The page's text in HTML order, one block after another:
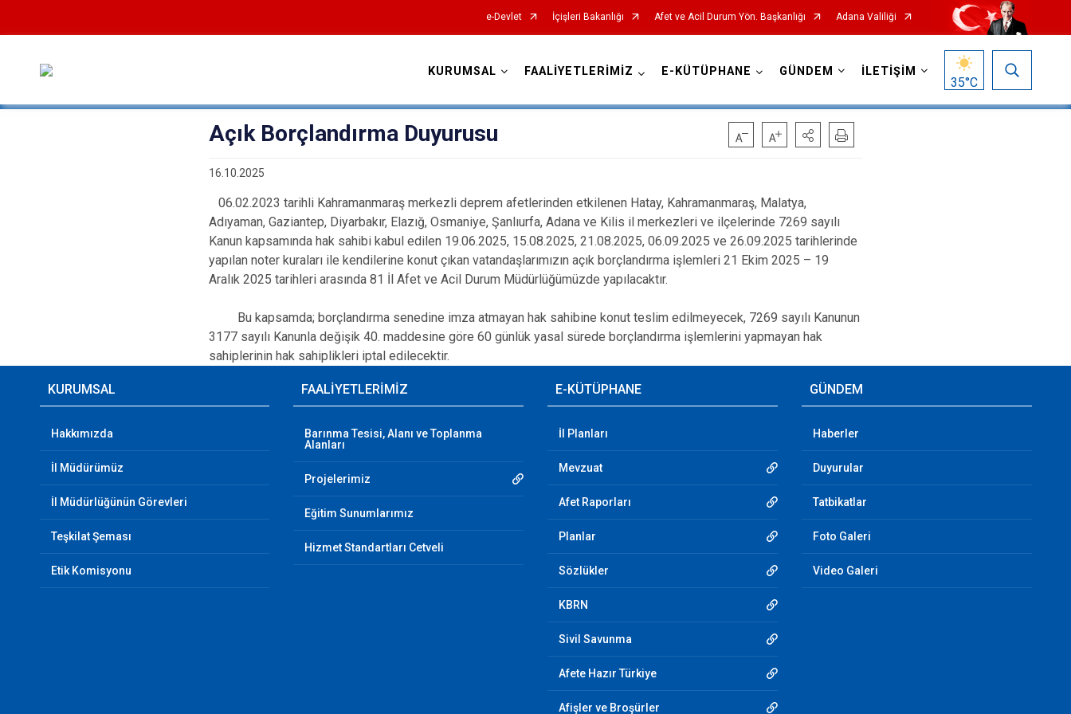
e-Devlet İçişleri Bakanlığı Afet ve Acil Durum Yön. Başkanlığı Adana Valiliği
KURUMSAL FAALİYETLERİMİZ E-KÜTÜPHANE GÜNDEM İLETİŞİM
35°C
Açık Borçlandırma Duyurusu
16.10.2025
06.02.2023 tarihli Kahramanmaraş merkezli deprem afetlerinden etkilenen Hatay, Kahramanmaraş, Malatya,
Adıyaman, Gaziantep, Diyarbakır, Elazığ, Osmaniye, Şanlıurfa, Adana ve Kilis il merkezleri ve ilçelerinde 7269 sayılı
Kanun kapsamında hak sahibi kabul edilen 19.06.2025, 15.08.2025, 21.08.2025, 06.09.2025 ve 26.09.2025 tarihlerinde
yapılan noter kuraları ile kendilerine konut çıkan vatandaşlarımızın açık borçlandırma işlemleri 21 Ekim 2025 – 19
Aralık 2025 tarihleri arasında 81 İl Afet ve Acil Durum Müdürlüğümüzde yapılacaktır.
Bu kapsamda; borçlandırma senedine imza atmayan hak sahibine konut teslim edilmeyecek, 7269 sayılı Kanunun
3177 sayılı Kanunla değişik 40. maddesine göre 60 günlük yasal sürede borçlandırma işlemlerini yapmayan hak
sahiplerinin hak sahiplikleri iptal edilecektir.
KURUMSAL
Hakkımızda
İl Müdürümüz
İl Müdürlüğünün Görevleri
Teşkilat Şeması
Etik Komisyonu
FAALİYETLERİMİZ
Barınma Tesisi, Alanı ve Toplanma
Alanları
Projelerimiz
Eğitim Sunumlarımız
Hizmet Standartları Cetveli
E-KÜTÜPHANE
İl Planları
Mevzuat
Afet Raporları
Planlar
Sözlükler
KBRN
Sivil Savunma
Afete Hazır Türkiye
Afişler ve Broşürler
GÜNDEM
Haberler
Duyurular
Tatbikatlar
Foto Galeri
Video Galeri